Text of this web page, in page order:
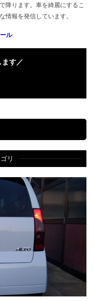
降ります。車を綺麗にするこ
情報を発信しています。
ル
ます／
リ